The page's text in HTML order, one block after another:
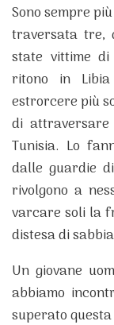
Sono sempre
traversata tre,
state vittime
ritono in
estrorcere più
di
Tunisia. Lo
dalle guardie
rivolgono a
varcare soli la
distesa di
Un giovane
abbiamo
superato